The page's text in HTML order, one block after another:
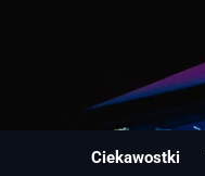
Ciekawostki